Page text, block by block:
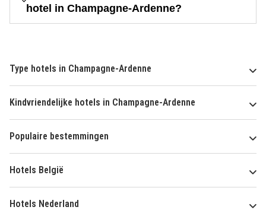
hotel in Champagne-Ardenne?
Type hotels in Champagne-Ardenne
Kindvriendelijke hotels in Champagne-Ardenne
Populaire bestemmingen
Hotels België
Hotels Nederland